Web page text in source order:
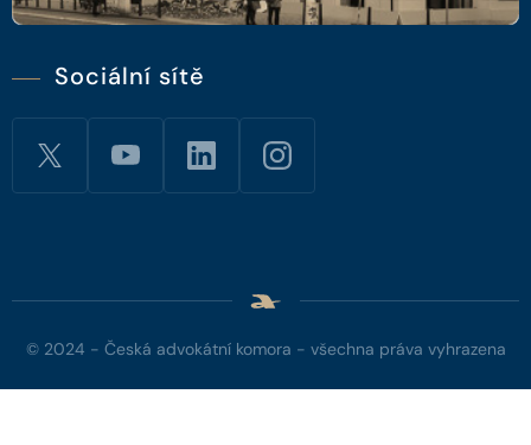
Sociální sítě
© 2024 - Česká advokátní komora - všechna práva vyhrazena